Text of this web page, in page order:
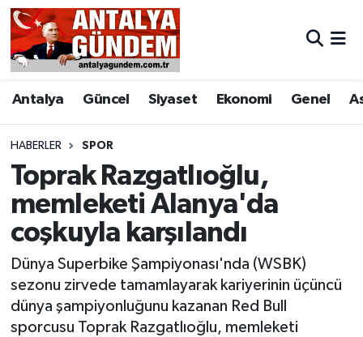
Antalya Güncel Siyaset Ekonomi Genel
HABERLER SPOR
Toprak Razgatlıoğlu,
memleketi Alanya'da
coşkuyla karşılandı
Dünya Superbike Şampiyonası'nda (WSBK)
sezonu zirvede tamamlayarak kariyerinin üçüncü
dünya şampiyonluğunu kazanan Red Bull
sporcusu Toprak Razgatlıoğlu, memleketi
Antalya
Asayiş
Bilim & Teknoloji
Bölge
EĞİTİM
Ekonomi
Genel
Antalya Nöbetçi Eczaneler
Antalya Hava Durumu
Antalya Namaz Vakitleri
Antalya Trafik Yoğunluk Haritası
Süper Lig Puan Durumu ve Fikstür
Tüm Manşetler
Son Dakika Haberleri